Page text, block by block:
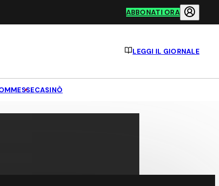
ABBONATI ORA
LEGGI IL GIORNALE
CASINÒ